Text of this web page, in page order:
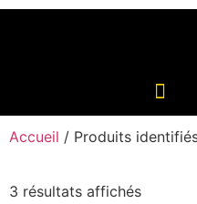
Accueil / Produits
3 résultats affichés